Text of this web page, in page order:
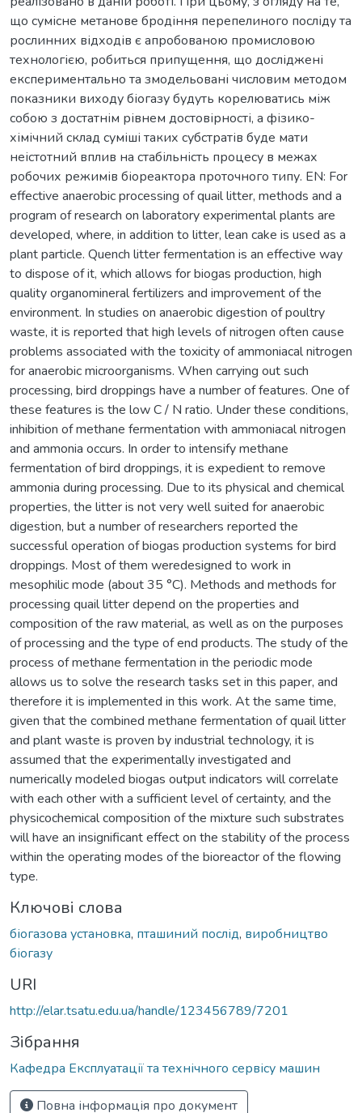
що сумісне метанове бродіння перепелиного посліду та
рослинних відходів є апробованою промисловою
технологією, робиться припущення, що досліджені
експериментально та змодельовані числовим методом
показники виходу біогазу будуть корелюватись між
собою з достатнім рівнем достовірності, а фізико-
хімічний склад суміші таких субстратів буде мати
неістотний вплив на стабільність процесу в межах
робочих режимів біореактора проточного типу. EN: For
effective anaerobic processing of quail litter, methods and a
program of research on laboratory experimental plants are
developed, where, in addition to litter, lean cake is used as a
plant particle. Quench litter fermentation is an effective way
to dispose of it, which allows for biogas production, high
quality organomineral fertilizers and improvement of the
environment. In studies on anaerobic digestion of poultry
waste, it is reported that high levels of nitrogen often cause
problems associated with the toxicity of ammoniacal nitrogen
for anaerobic microorganisms. When carrying out such
processing, bird droppings have a number of features. One of
these features is the low C / N ratio. Under these conditions,
inhibition of methane fermentation with ammoniacal nitrogen
and ammonia occurs. In order to intensify methane
fermentation of bird droppings, it is expedient to remove
ammonia during processing. Due to its physical and chemical
properties, the litter is not very well suited for anaerobic
digestion, but a number of researchers reported the
successful operation of biogas production systems for bird
droppings. Most of them weredesigned to work in
mesophilic mode (about 35 °C). Methods and methods for
processing quail litter depend on the properties and
composition of the raw material, as well as on the purposes
of processing and the type of end products. The study of the
process of methane fermentation in the periodic mode
allows us to solve the research tasks set in this paper, and
therefore it is implemented in this work. At the same time,
given that the combined methane fermentation of quail litter
and plant waste is proven by industrial technology, it is
assumed that the experimentally investigated and
numerically modeled biogas output indicators will correlate
with each other with a sufficient level of certainty, and the
physicochemical composition of the mixture such substrates
will have an insignificant effect on the stability of the process
within the operating modes of the bioreactor of the flowing
type.
Ключові слова
біогазова установка, пташиний послід, виробництво
біогазу
URI
http://elar.tsatu.edu.ua/handle/123456789/7201
Зібрання
Кафедра Експлуатації та технічного сервісу машин
Повна інформація про документ